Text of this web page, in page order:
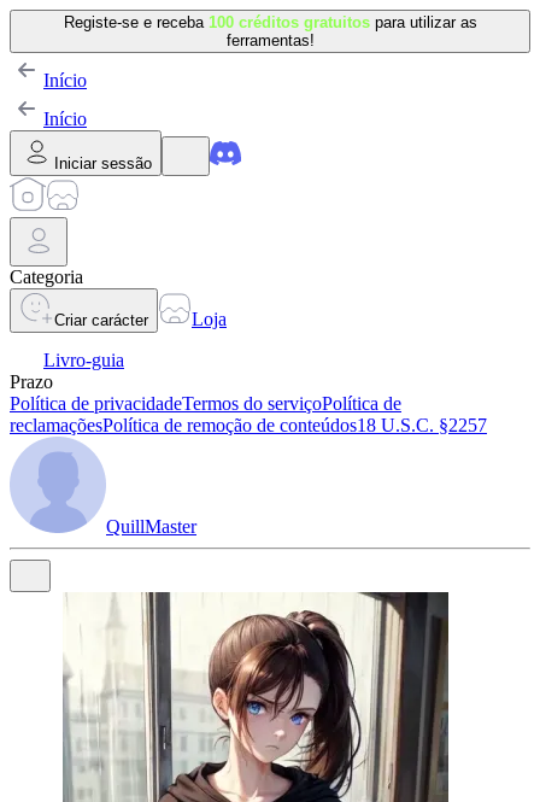
Registe-se e receba 100 créditos gratuitos para utilizar as
ferramentas!
Início
Início
Iniciar sessão
Categoria
Criar carácter
Loja
Livro-guia
Prazo
Política de privacidadeTermos do serviçoPolítica de
reclamaçõesPolítica de remoção de conteúdos18 U.S.C. §2257
QuillMaster